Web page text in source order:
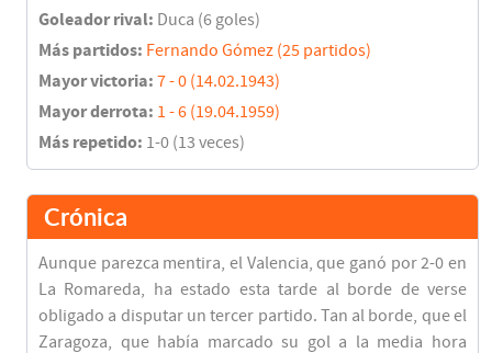
Goleador rival: Duca (6 goles)
Más partidos: Fernando Gómez (25 partidos)
Mayor victoria: 7 - 0 (14.02.1943)
Mayor derrota: 1 - 6 (19.04.1959)
Más repetido: 1-0 (13 veces)
Crónica
Aunque parezca mentira, el Valencia, que ganó por 2-0 en
La Romareda, ha estado esta tarde al borde de verse
obligado a disputar un tercer partido. Tan al borde, que el
Zaragoza, que había marcado su gol a la media hora